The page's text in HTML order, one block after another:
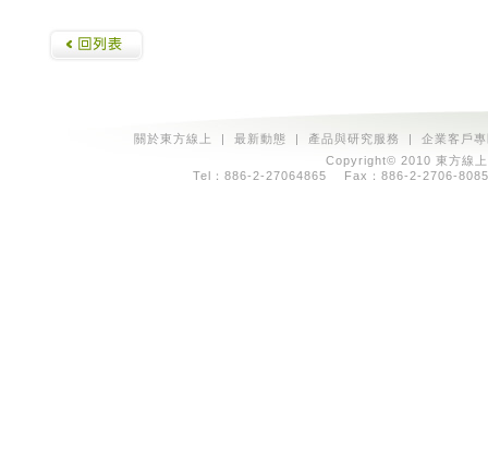
關於東方線上 | 最新動態 | 產品與研究服務 | 企業客戶
Copyright© 2010 東方線
Tel：886-2-27064865 Fax：886-2-2706-